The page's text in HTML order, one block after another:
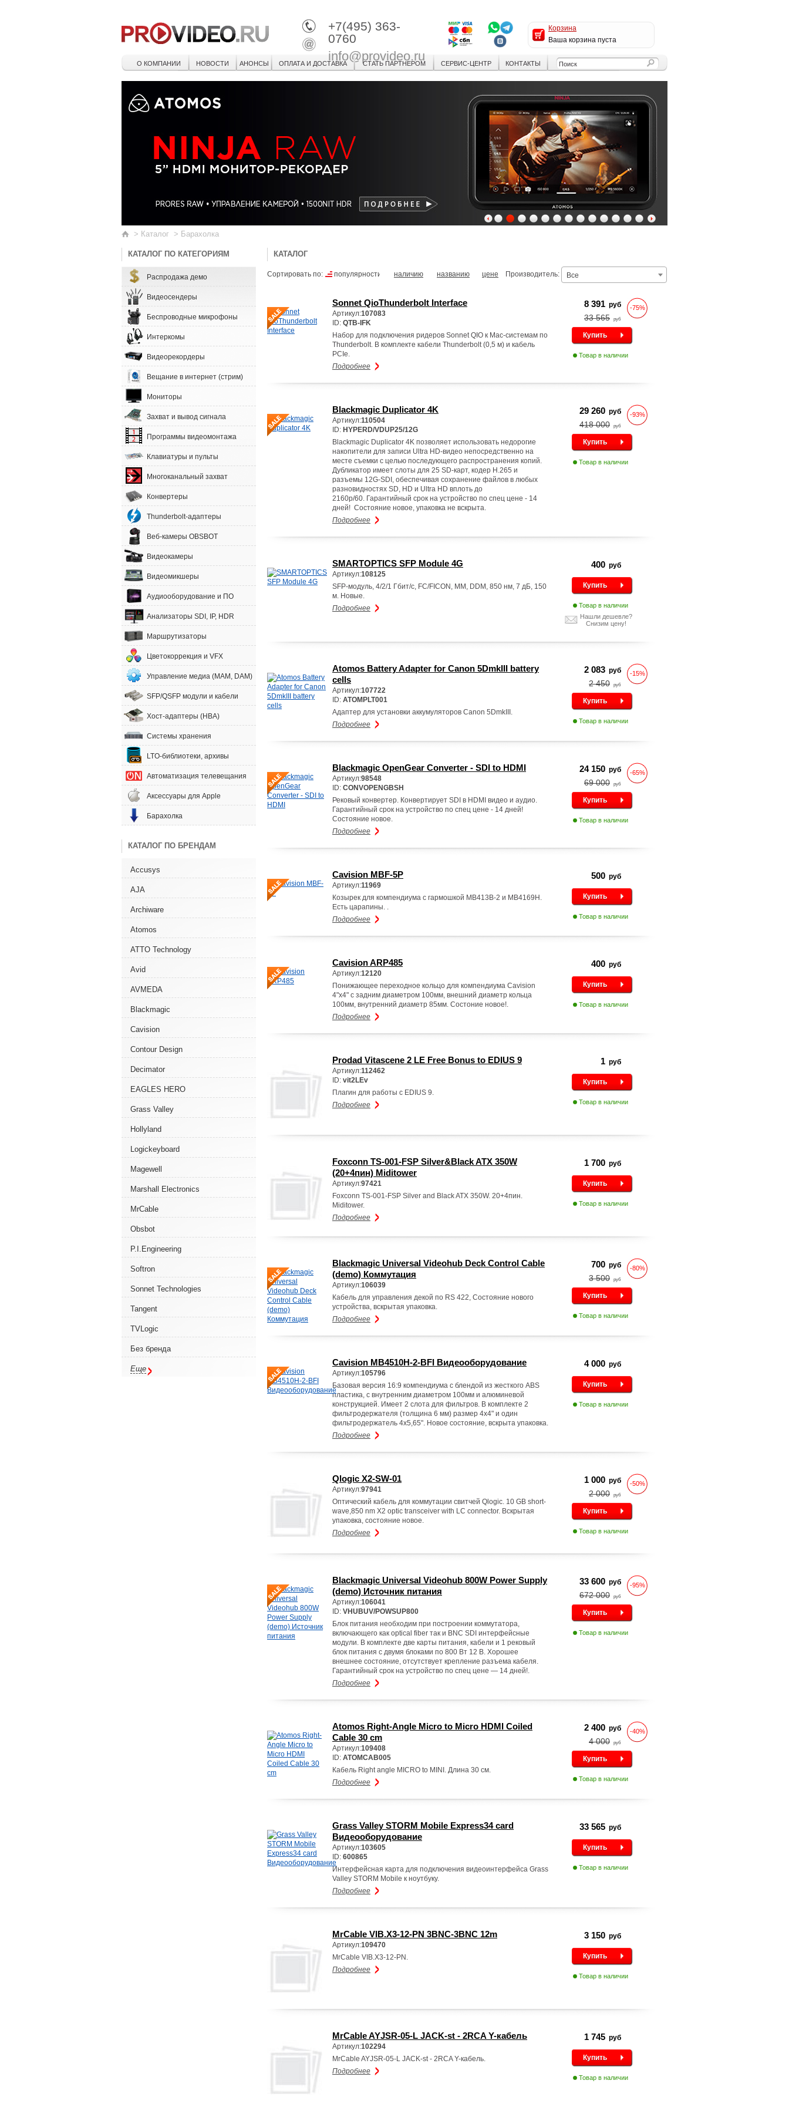
+7(495) 363-
0760
info@provideo.ru
Корзина
Ваша корзина пуста
О КОМПАНИИ НОВОСТИ АНОНСЫ ОПЛАТА И ДОСТАВКА СТАТЬ ПАРТНЕРОМ СЕРВИС-ЦЕНТР КОНТАКТЫ
1 2 3 4 5 6 7 8 9 10111213
> Каталог > Барахолка
КАТАЛОГ ПО КАТЕГОРИЯМ
Распродажа демо
Видеосендеры
Беспроводные микрофоны
Интеркомы
Видеорекордеры
Вещание в интернет (стрим)
Мониторы
Захват и вывод сигнала
Программы видеомонтажа
Клавиатуры и пульты
Многоканальный захват
Конвертеры
Thunderbolt-адаптеры
Веб-камеры OBSBOT
Видеокамеры
Видеомикшеры
Аудиооборудование и ПО
Анализаторы SDI, IP, HDR
Маршрутизаторы
Цветокоррекция и VFX
Управление медиа (MAM, DAM)
SFP/QSFP модули и кабели
Хост-адаптеры (HBA)
Системы хранения
LTO-библиотеки, архивы
Автоматизация телевещания
Аксессуары для Apple
Барахолка
КАТАЛОГ ПО БРЕНДАМ
Accusys
AJA
Archiware
Atomos
ATTO Technology
Avid
AVMEDA
Blackmagic
Cavision
Contour Design
Decimator
EAGLES HERO
Grass Valley
Hollyland
Logickeyboard
Magewell
Marshall Electronics
MrCable
Obsbot
P.I.Engineering
Softron
Sonnet Technologies
Tangent
TVLogic
Без бренда
Еще
КАТАЛОГ
Сортировать по: популярности наличию названию цене Производитель: Все
Sonnet QioThunderbolt Interface
Артикул:107083
ID: QTB-IFK
Набор для подключения ридеров Sonnet QIO к Мac-системам по
Thunderbolt. В комплекте кабели Thunderbolt (0,5 м) и кабель
PCIe.
Подробнее
8 391 руб
33 565 руб
-75%
Купить
Товар в наличии
Blackmagic Duplicator 4K
Артикул:110504
ID: HYPERD/VDUP25/12G
Blackmagic Duplicator 4K позволяет использовать недорогие
накопители для записи Ultra HD-видео непосредственно на
месте съемки с целью последующего распространения копий.
Дубликатор имеет слоты для 25 SD-карт, кодер H.265 и
разъемы 12G-SDI, обеспечивая сохранение файлов в любых
разновидностях SD, HD и Ultra HD вплоть до
2160p/60. Гарантийный срок на устройство по спец цене - 14
дней! Cостояние новое, упаковка не вскрыта.
Подробнее
29 260 руб
418 000 руб
-93%
Купить
Товар в наличии
SMARTOPTICS SFP Module 4G
Артикул:108125
SFP-модуль, 4/2/1 Гбит/с, FC/FICON, MM, DDM, 850 нм, 7 дБ, 150
м. Новые.
Подробнее
400 руб
Купить
Товар в наличии
Нашли дешевле?
Снизим цену!
Atomos Battery Adapter for Canon 5DmkIII battery
cells
Артикул:107722
ID: ATOMPLT001
Адаптер для установки аккумуляторов Canon 5DmkIII.
Подробнее
2 083 руб
2 450 руб
-15%
Купить
Товар в наличии
Blackmagic OpenGear Converter - SDI to HDMI
Артикул:98548
ID: CONVOPENGBSH
Рековый конвертер. Конвертирует SDI в HDMI видео и аудио.
Гарантийный срок на устройство по спец цене - 14 дней!
Состояние новое.
Подробнее
24 150 руб
69 000 руб
-65%
Купить
Товар в наличии
Cavision MBF-5P
Артикул:11969
Козырек для компендиума с гармошкой MB413B-2 и MB4169H.
Есть царапины. .
Подробнее
500 руб
Купить
Товар в наличии
Cavision ARP485
Артикул:12120
Понижающее переходное кольцо для компендиума Cavision
4"x4" с задним диаметром 100мм, внешний диаметр кольца
100мм, внутренний диаметр 85мм. Состоние новое!.
Подробнее
400 руб
Купить
Товар в наличии
Prodad Vitascene 2 LE Free Bonus to EDIUS 9
Артикул:112462
ID: vit2LEv
Плагин для работы с EDIUS 9.
Подробнее
1 руб
Купить
Товар в наличии
Foxconn TS-001-FSP Silver&Black ATX 350W
(20+4пин) Miditower
Артикул:97421
Foxconn TS-001-FSP Silver and Black ATX 350W. 20+4пин.
Miditower.
Подробнее
1 700 руб
Купить
Товар в наличии
Blackmagic Universal Videohub Deck Control Cable
(demo) Коммутация
Артикул:106039
Кабель для управления декой по RS 422, Состояние нового
устройства, вскрытая упаковка.
Подробнее
700 руб
3 500 руб
-80%
Купить
Товар в наличии
Cavision MB4510H-2-BFI Видеооборудование
Артикул:105796
Базовая версия 16:9 компендиума с блендой из жесткого ABS
пластика, с внутренним диаметром 100мм и алюминевой
конструкцией. Имеет 2 слота для фильтров. В комплекте 2
фильтродержателя (толщина 6 мм) размер 4х4" и один
фильтродержатель 4х5,65". Новое состояние, вскрыта упаковка.
Подробнее
4 000 руб
Купить
Товар в наличии
Qlogic X2-SW-01
Артикул:97941
Оптический кабель для коммутации свитчей Qlogic. 10 GB short-
wave,850 nm X2 optic transceiver with LC connector. Вскрытая
упаковка, состояние новое.
Подробнее
1 000 руб
2 000 руб
-50%
Купить
Товар в наличии
Blackmagic Universal Videohub 800W Power Supply
(demo) Источник питания
Артикул:106041
ID: VHUBUV/POWSUP800
Блок питания необходим при построении коммутатора,
включающего как optical fiber так и BNC SDI интерфейсные
модули. В комплекте две карты питания, кабели и 1 рековый
блок питания с двумя блоками по 800 Вт 12 В. Хорошее
внешнее состояние, отсутствует крепление разъема кабеля.
Гарантийный срок на устройство по спец цене — 14 дней!.
Подробнее
33 600 руб
672 000 руб
-95%
Купить
Товар в наличии
Atomos Right-Angle Micro to Micro HDMI Coiled
Cable 30 cm
Артикул:109408
ID: ATOMCAB005
Кабель Right angle MICRO to MINI. Длина 30 см.
Подробнее
2 400 руб
4 000 руб
-40%
Купить
Товар в наличии
Grass Valley STORM Mobile Express34 card
Видеооборудование
Артикул:103605
ID: 600865
Интерфейсная карта для подключения видеоинтерфейса Grass
Valley STORM Mobile к ноутбуку.
Подробнее
33 565 руб
Купить
Товар в наличии
MrCable VIB.X3-12-PN 3BNC-3BNC 12m
Артикул:109470
MrCable VIB.X3-12-PN.
Подробнее
3 150 руб
Купить
Товар в наличии
MrCable AYJSR-05-L JACK-st - 2RCA Y-кабель
Артикул:102294
MrCable AYJSR-05-L JACK-st - 2RCA Y-кабель.
Подробнее
1 745 руб
Купить
Товар в наличии